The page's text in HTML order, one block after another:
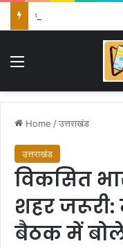
Menu
Home /उत्तराखंड
उत्तराखंड
विकसित
शहर जरूरी:
बैठक में बोले